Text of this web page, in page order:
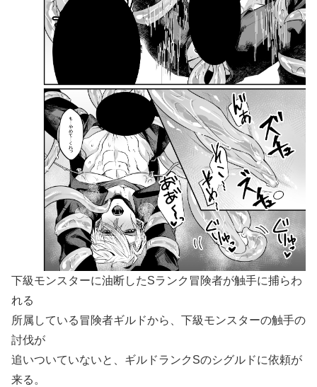
下級モンスターに油断したSランク冒険者が触手に捕らわ
れる
所属している冒険者ギルドから、下級モンスターの触手の
討伐が
追いついていないと、ギルドランクSのシグルドに依頼が
来る。